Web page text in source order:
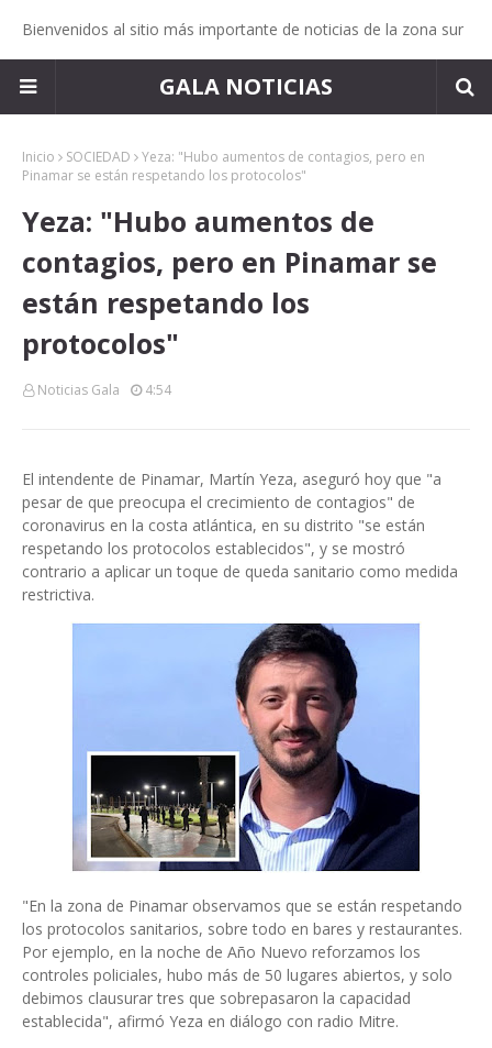
Bienvenidos al sitio más importante de noticias de la zona sur
GALA NOTICIAS
Inicio SOCIEDAD
Yeza: "Hubo aumentos de contagios, pero en
Pinamar se están respetando los protocolos"
Yeza: "Hubo aumentos de
contagios, pero en Pinamar se
están respetando los
protocolos"
Noticias Gala 4:54
El intendente de Pinamar, Martín Yeza, aseguró hoy que "a
pesar de que preocupa el crecimiento de contagios" de
coronavirus en la costa atlántica, en su distrito "se están
respetando los protocolos establecidos", y se mostró
contrario a aplicar un toque de queda sanitario como medida
restrictiva.
"En la zona de Pinamar observamos que se están respetando
los protocolos sanitarios, sobre todo en bares y restaurantes.
Por ejemplo, en la noche de Año Nuevo reforzamos los
controles policiales, hubo más de 50 lugares abiertos, y solo
debimos clausurar tres que sobrepasaron la capacidad
establecida", afirmó Yeza en diálogo con radio Mitre.